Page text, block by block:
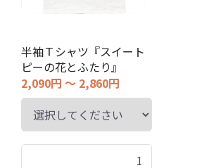
半袖Ｔシャツ『スイート
ピーの花とふたり』
2,090円 ～ 2,860円